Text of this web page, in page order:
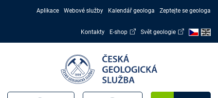
Aplikace Webové služby Kalendář geologa Zeptejte se geologa
Kontakty E-shop Svět geologie